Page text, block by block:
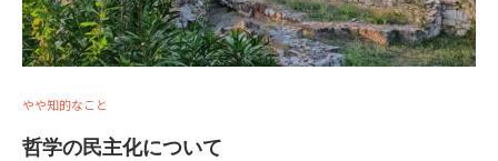
やや知的なこと
哲学の民主化について